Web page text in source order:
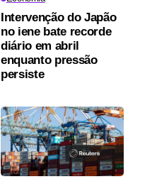
Intervenção do Japão
no iene bate recorde
diário em abril
enquanto pressão
persiste